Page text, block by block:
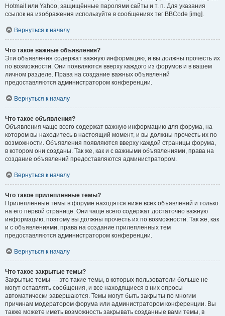
Hotmail или Yahoo, защищённые паролями сайты и т. п. Для указания
ссылок на изображения используйте в сообщениях тег BBCode [img].
Вернуться к началу
Что такое важные объявления?
Эти объявления содержат важную информацию, и вы должны прочесть их
по возможности. Они появляются вверху каждого из форумов и в вашем
личном разделе. Права на создание важных объявлений
предоставляются администратором конференции.
Вернуться к началу
Что такое объявления?
Объявления чаще всего содержат важную информацию для форума, на
котором вы находитесь в настоящий момент, и вы должны прочесть их по
возможности. Объявления появляются вверху каждой страницы форума,
в котором они созданы. Так же, как и с важными объявлениями, права на
создание объявлений предоставляются администратором.
Вернуться к началу
Что такое прилепленные темы?
Прилепленные темы в форуме находятся ниже всех объявлений и только
на его первой странице. Они чаще всего содержат достаточно важную
информацию, поэтому вы должны прочесть их по возможности. Так же, как
и с объявлениями, права на создание прилепленных тем
предоставляются администратором конференции.
Вернуться к началу
Что такое закрытые темы?
Закрытые темы — это такие темы, в которых пользователи больше не
могут оставлять сообщения, и все находящиеся в них опросы
автоматически завершаются. Темы могут быть закрыты по многим
причинам модератором форума или администратором конференции. Вы
также можете иметь возможность закрывать созданные вами темы, в